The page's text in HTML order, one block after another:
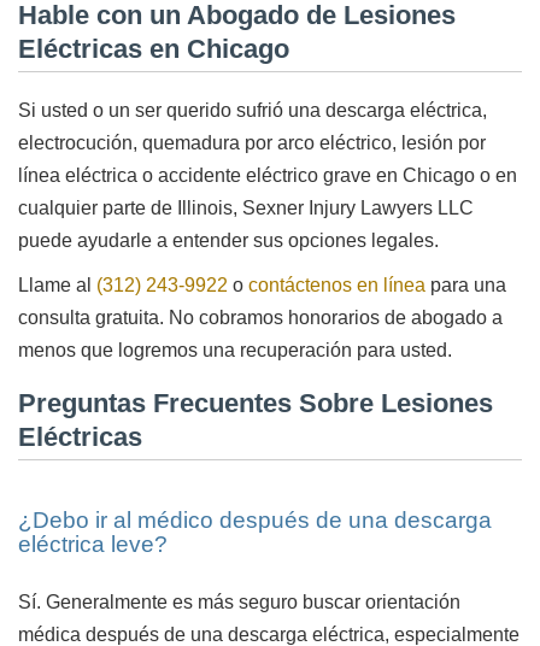
Hable con un Abogado de Lesiones
Eléctricas en Chicago
Si usted o un ser querido sufrió una descarga eléctrica,
electrocución, quemadura por arco eléctrico, lesión por
línea eléctrica o accidente eléctrico grave en Chicago o en
cualquier parte de Illinois, Sexner Injury Lawyers LLC
puede ayudarle a entender sus opciones legales.
Llame al (312) 243-9922 o contáctenos en línea para una
consulta gratuita. No cobramos honorarios de abogado a
menos que logremos una recuperación para usted.
Preguntas Frecuentes Sobre Lesiones
Eléctricas
¿Debo ir al médico después de una descarga
eléctrica leve?
Sí. Generalmente es más seguro buscar orientación
médica después de una descarga eléctrica, especialmente